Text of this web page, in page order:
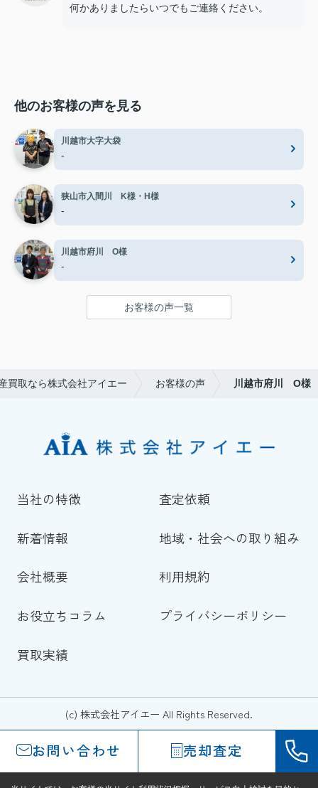
何かありましたらいつでもご連絡ください。
他のお客様の声を見る
川越市大字大袋
-
狭山市入間川 K様・H様
-
川越市府川 O様
-
お客様の声一覧
買取なら株式会社アイエー お客様の声 川越市府川 O様
当社の特徴 査定依頼
新着情報 地域・社会への取り組み
会社概要 利用規約
お役立ちコラム プライバシーポリシー
買取実績
(c) 株式会社アイエー All Rights Reserved.
お問い合わせ 売却査定